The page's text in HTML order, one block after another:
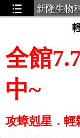
新隆生物
全館
中~
攻蟑剋星．輕